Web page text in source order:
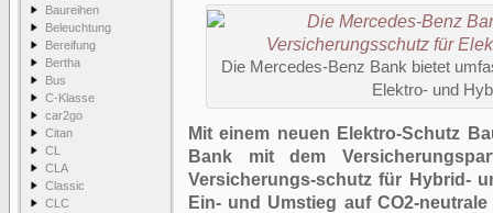
Baureihen
Beleuchtung
Bereifung
Bertha
Bus
C-Klasse
car2go
Citan
CL
CLA
Classic
CLC
Die Mercedes-Benz Bank bietet
Elektro- und
Mit einem neuen Elektro-Schutz
Bank mit dem
Versicherungs-schutz für Hybrid-
Ein- und Umstieg auf CO2-